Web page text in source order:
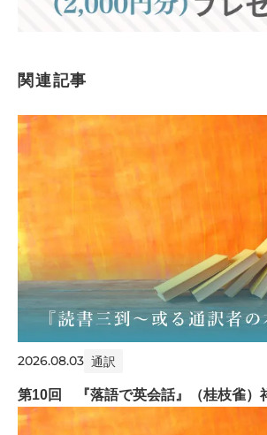
関連記事
2026.08.03 通訳
第10回 『落語で英会話』（桂枝雀）